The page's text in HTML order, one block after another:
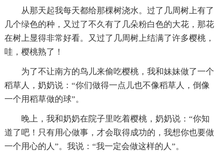
从那天起我每天都给那棵树浇水。过了几周树上有了
几个绿色的种，又过了不久有了几朵粉白色的大花，那花
在树上显得非常好看。又过了几周树上结满了许多樱桃，
哇，樱桃熟了！
为了不让南方的鸟儿来偷吃樱桃，我和妹妹做了一个
稻草人，奶奶说：“你们做得一点儿也不像稻草人，倒像
一个用稻草做的球”。
晚上，我和奶奶在院子里吃着樱桃，奶奶说：“你知
道了吧！只有用心做事，才会取得成功的，我想你也要做
一个用心的人”。我说：“我一定会做这样的人”。